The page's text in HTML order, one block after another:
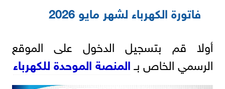
فاتورة الكهرباء لشهر مايو 2026
أولا قم بتسجيل الدخول على الموقع
الرسمي الخاص بـالمنصة الموحدة للكهرباء